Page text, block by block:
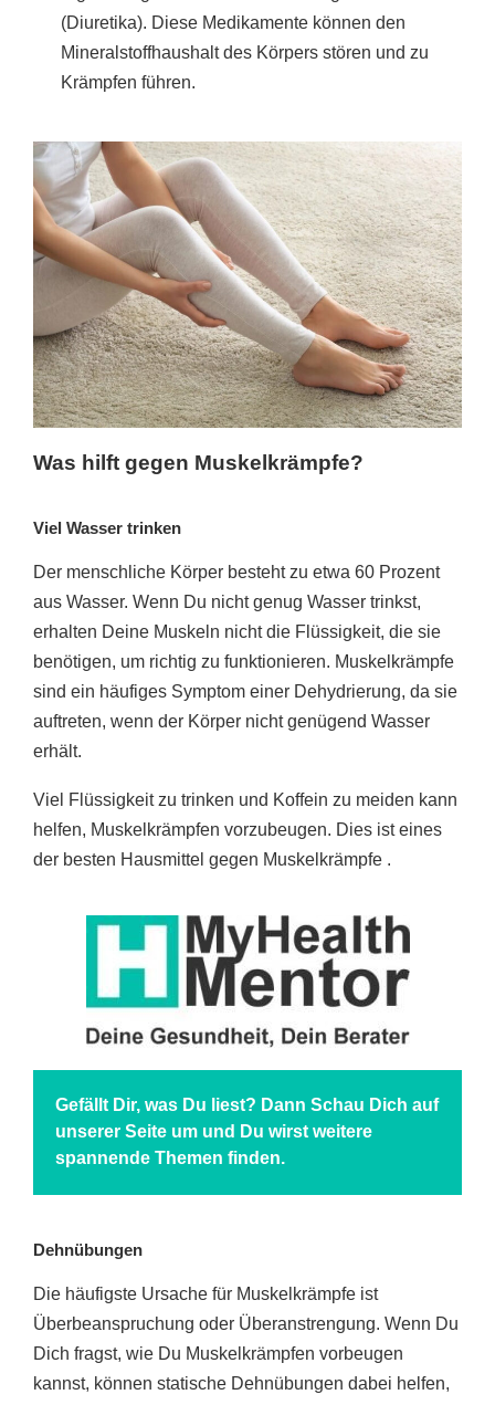
(Diuretika). Diese Medikamente können den
Mineralstoffhaushalt des Körpers stören und zu
Krämpfen führen.
Was hilft gegen Muskelkrämpfe?
Viel Wasser trinken
Der menschliche Körper besteht zu etwa 60 Prozent
aus Wasser. Wenn Du nicht genug Wasser trinkst,
erhalten Deine Muskeln nicht die Flüssigkeit, die sie
benötigen, um richtig zu funktionieren. Muskelkrämpfe
sind ein häufiges Symptom einer Dehydrierung, da sie
auftreten, wenn der Körper nicht genügend Wasser
erhält.
Viel Flüssigkeit zu trinken und Koffein zu meiden kann
helfen, Muskelkrämpfen vorzubeugen. Dies ist eines
der besten Hausmittel gegen Muskelkrämpfe .
Gefällt Dir, was Du liest? Dann Schau Dich auf
unserer Seite um und Du wirst weitere
spannende Themen finden.
Dehnübungen
Die häufigste Ursache für Muskelkrämpfe ist
Überbeanspruchung oder Überanstrengung. Wenn Du
Dich fragst, wie Du Muskelkrämpfen vorbeugen
kannst, können statische Dehnübungen dabei helfen,